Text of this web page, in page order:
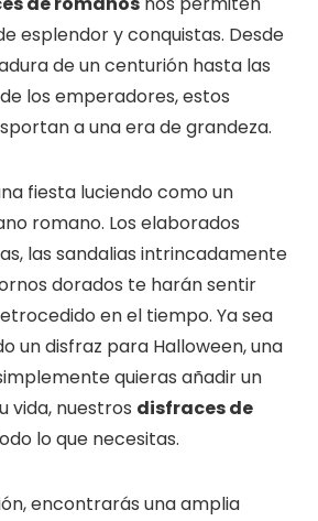
esplendor y conquistas. Desde
de un centurión hasta las
los emperadores, estos
a una era de grandeza.
fiesta luciendo como un
romano. Los elaborados
las sandalias intrincadamente
dorados te harán sentir
en el tiempo. Ya sea
un disfraz para Halloween, una
quieras añadir un
vida, nuestros disfraces de
lo que necesitas.
encontrarás una amplia